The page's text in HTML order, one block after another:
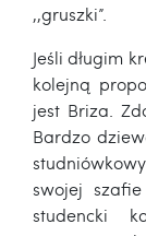
,,gruszki”.
Jeśli długim
kolejną
jest Briza.
Bardzo
swojej
studencki